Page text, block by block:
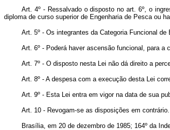
Art. 4º - Ressalvado o disposto no art. 6º, o
diploma de curso superior de Engenharia de Pesca ou
Art. 5º - Os integrantes da Categoria Funcional
Art. 6º - Poderá haver ascensão funcional, para
Art. 7º - O disposto nesta Lei não dá direito a
Art. 8º - A despesa com a execução desta Lei
Art. 9º - Esta Lei entra em vigor na data de sua
Art. 10 - Revogam-se as disposições em contrário.
Brasília, em 20 de dezembro de 1985; 164º da